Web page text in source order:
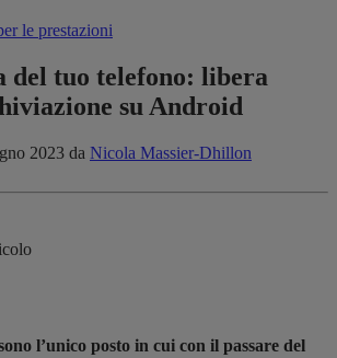
le prestazioni
del tuo telefono: libera
su Android
2023 da Nicola Massier-Dhillon
l’unico posto in cui con il passare del